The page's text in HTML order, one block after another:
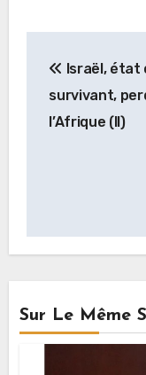
de
l’article
Israël, état
survivant,
l’Afrique (II)
Sur Le Même